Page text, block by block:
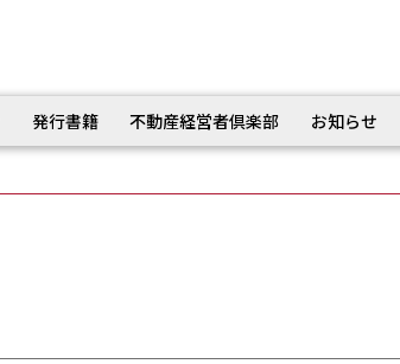
発行書籍 不動産経営者倶楽部 お知らせ